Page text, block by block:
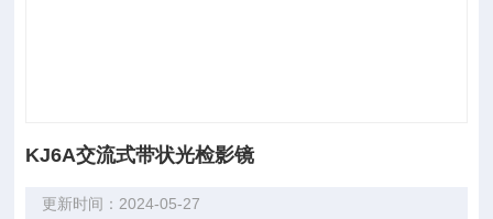
KJ6A交流式带状光检影镜
更新时间：2024-05-27